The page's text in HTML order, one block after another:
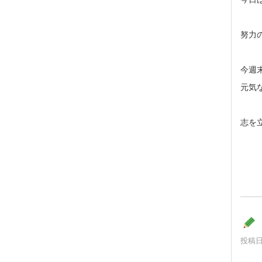
努力
今週
元気
志を
投稿